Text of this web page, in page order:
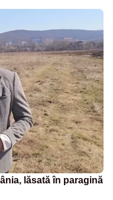
lăsată în paragină